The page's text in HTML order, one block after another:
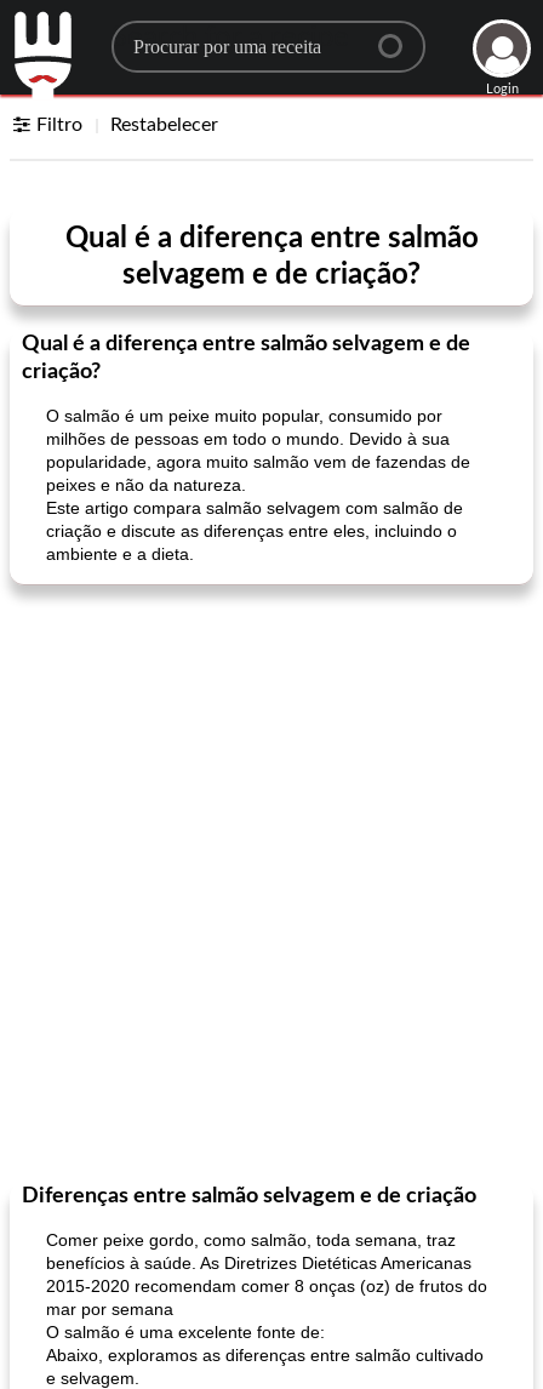
Search for a recipe
Login
Filtro Restabelecer
Qual é a diferença entre salmão
selvagem e de criação?
Qual é a diferença entre salmão selvagem e de
criação?
O salmão é um peixe muito popular, consumido por
milhões de pessoas em todo o mundo. Devido à sua
popularidade, agora muito salmão vem de fazendas de
peixes e não da natureza.
Este artigo compara salmão selvagem com salmão de
criação e discute as diferenças entre eles, incluindo o
ambiente e a dieta.
Diferenças entre salmão selvagem e de criação
Comer peixe gordo, como salmão, toda semana, traz
benefícios à saúde. As Diretrizes Dietéticas Americanas
2015-2020 recomendam comer 8 onças (oz) de frutos do
mar por semana
O salmão é uma excelente fonte de:
Abaixo, exploramos as diferenças entre salmão cultivado
e selvagem.